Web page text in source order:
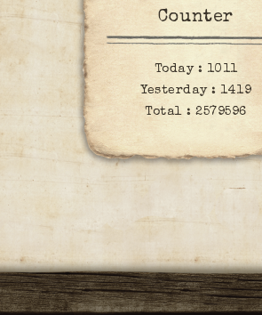
Counter
Today : 1011
Yesterday : 1419
Total :2579596